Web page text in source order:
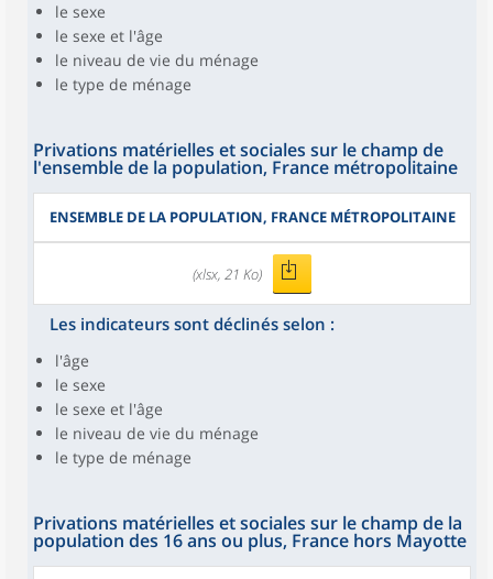
le sexe
le sexe et l'âge
le niveau de vie du ménage
le type de ménage
Privations matérielles et sociales sur le champ de
l'ensemble de la population, France métropolitaine
ENSEMBLE DE LA POPULATION, FRANCE MÉTROPOLITAINE
(xlsx, 21 Ko)
Les indicateurs sont déclinés selon :
l'âge
le sexe
le sexe et l'âge
le niveau de vie du ménage
le type de ménage
Privations matérielles et sociales sur le champ de la
population des 16 ans ou plus, France hors Mayotte